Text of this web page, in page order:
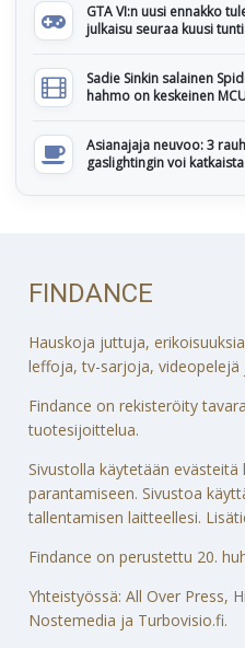
GTA VI:n uusi ennakko
julkaisu seuraa kuusi
Sadie Sinkin salainen
hahmo on keskeinen
Asianajaja neuvoo: 3
gaslightingin voi katkaista
FINDANCE
Hauskoja juttuja,
leffoja, tv-sarjoja, videopelejä
Findance on rekisteröity
tuotesijoittelua.
Sivustolla käytetään
parantamiseen. Sivustoa
tallentamisen laitteellesi.
Findance on perustettu 20.
Yhteistyössä: All Over Press,
Nostemedia ja Turbovisio.fi.